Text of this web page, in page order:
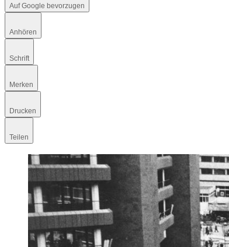
Auf Google bevorzugen
Anhören
Schrift
Merken
Drucken
Teilen